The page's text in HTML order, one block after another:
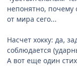
непонятно, почему
от мира сего...
Насчет хокку: да,
соблюдается
А вот еще один